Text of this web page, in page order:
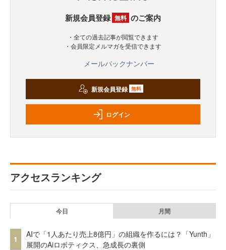
新規会員登録 無料 のご案内
・全ての過去記事が閲覧できます
・会員限定メルマガを受信できます
メールバックナンバー
新規会員登録 無料
ログイン
アクセスランキング
今日 月間
1
AIで「1人あたり売上8億円」の組織を作るには？「Yunth」
展開のAiロボティクス、急成長の裏側